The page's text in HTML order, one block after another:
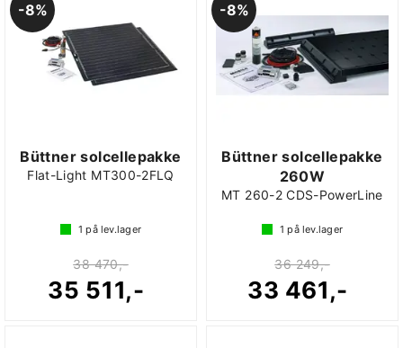
8%
Büttner solcellepakke
Flat-Light MT300-2FLQ
1 på lev.lager
38 470,-
35 511,-
8%
Büttner solcellepakke
260W
MT 260-2 CDS-PowerLine
1 på lev.lager
36 249,-
33 461,-